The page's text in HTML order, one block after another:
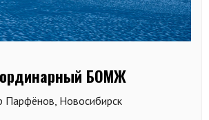
БОМЖ
Парфёнов, Новосибирск